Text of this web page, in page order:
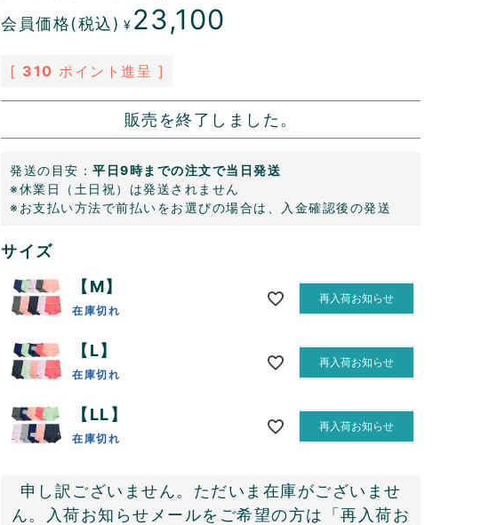
会員価格(税込) ¥ 23,100
[ 310 ポイント進呈 ]
販売を終了しました。
発送の目安： 平日9時までの注文で当日発送
※休業日（土日祝）は発送されません
※お支払い方法で前払いをお選びの場合は、入金確認後の発送
サイズ
【M】
在庫切れ
再入荷お知らせ
【L】
在庫切れ
再入荷お知らせ
【LL】
在庫切れ
再入荷お知らせ
申し訳ございません。ただいま在庫がございませ
ん。入荷お知らせメールをご希望の方は「再入荷お